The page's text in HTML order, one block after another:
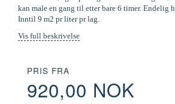
kan male en gang til etter bare 6 timer. Endelig
Inntil 9 m2 pr liter pr lag.
Vis full beskrivelse
PRIS FRA
920,00 NOK